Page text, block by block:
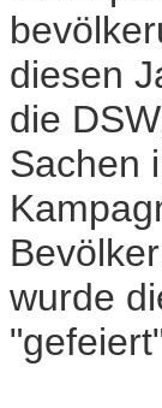
diesen
die
Sachen
wurde